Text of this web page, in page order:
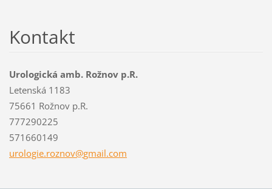
Kontakt
Urologická amb. Rožnov p.R.
Letenská 1183
75661 Rožnov p.R.
777290225
571660149
urologie.roznov@gmail.com